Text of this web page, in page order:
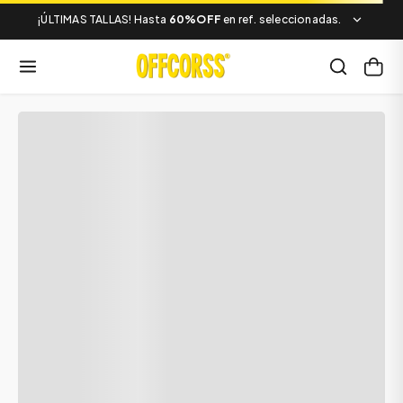
¡ÚLTIMAS TALLAS! Hasta 60%OFF en ref. seleccionadas.